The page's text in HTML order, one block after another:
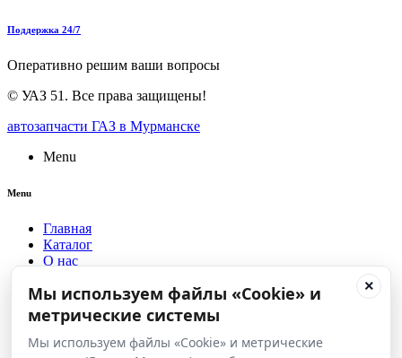
Поддержка 24/7
Оперативно решим ваши вопросы
© УАЗ 51 . Все права защищены!
автозапчасти ГАЗ в Мурманске
Menu
Menu
Главная
Каталог
О нас
Оплата
Для оптовиков
Сервис центр УАЗ
Блог
×
Мы используем файлы «Cookie» и
метрические системы
Мы используем файлы «Cookie» и метрические